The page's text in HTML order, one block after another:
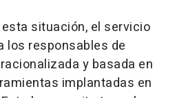
situación, el servicio
los responsables de
y basada en
implantadas en